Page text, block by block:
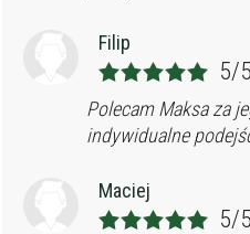
Filip
5/5
Polecam Maksa za
indywidualne
Maciej
5/5